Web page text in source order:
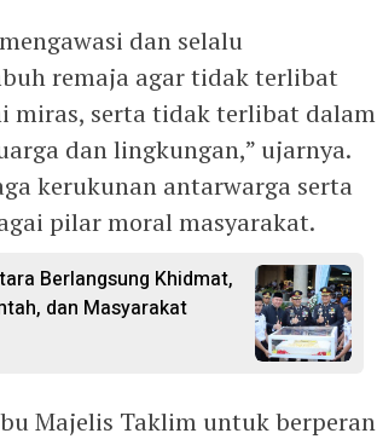
dan selalu
remaja agar tidak terlibat
miras, serta tidak terlibat dalam
dan lingkungan,” ujarnya.
kerukunan antarwarga serta
pilar moral masyarakat.
Berlangsung Khidmat,
dan Masyarakat
Majelis Taklim untuk berperan